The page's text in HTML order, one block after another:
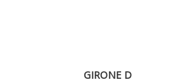
GIRONE D